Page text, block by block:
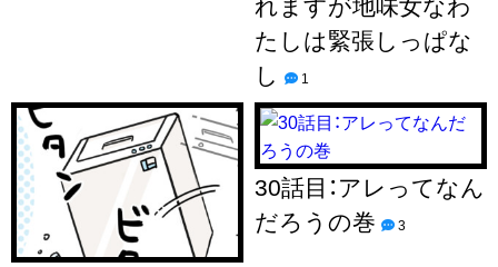
たしは緊張しっぱな
し
1
30話目：アレってなん
だろうの巻
3